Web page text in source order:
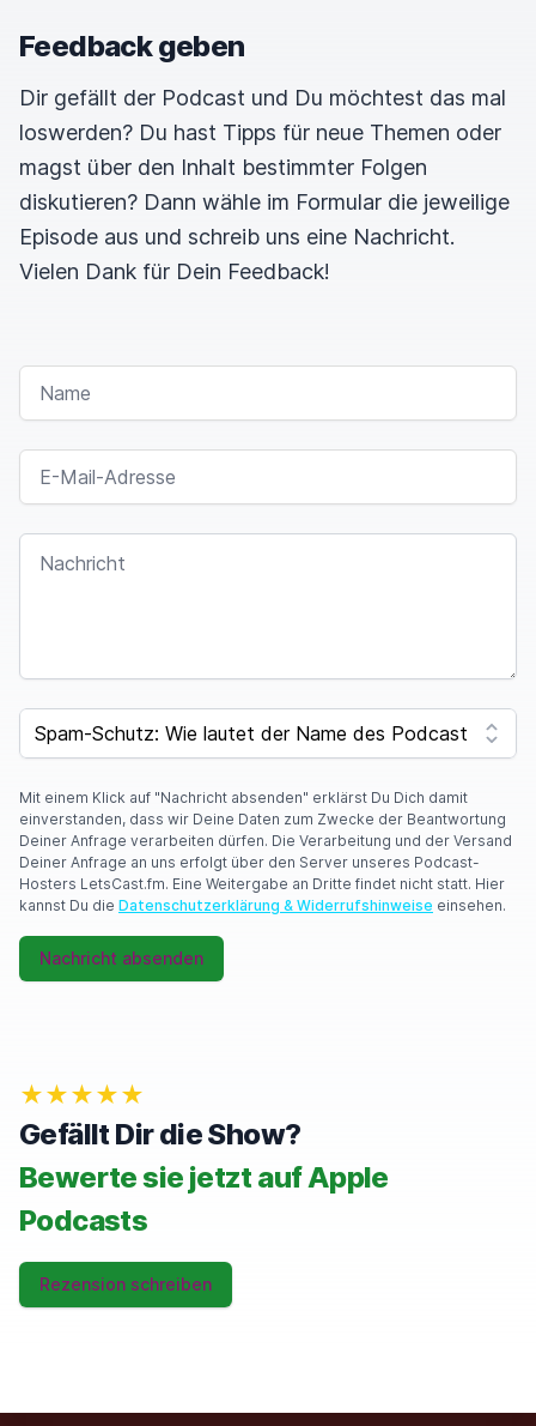
Feedback geben
Dir gefällt der Podcast und Du möchtest das mal
loswerden? Du hast Tipps für neue Themen oder
magst über den Inhalt bestimmter Folgen
diskutieren? Dann wähle im Formular die jeweilige
Episode aus und schreib uns eine Nachricht.
Vielen Dank für Dein Feedback!
NAME
E-MAIL-ADRESSE
NACHRICHT
F
O
A
R
E
A
H
U
R
E
T
H
I
S
F
E
SPAM CAPTCHA
Mit einem Klick auf "Nachricht absenden" erklärst Du Dich damit
einverstanden, dass wir Deine Daten zum Zwecke der Beantwortung
Deiner Anfrage verarbeiten dürfen. Die Verarbeitung und der Versand
Deiner Anfrage an uns erfolgt über den Server unseres Podcast-
Hosters LetsCast.fm. Eine Weitergabe an Dritte findet nicht statt. Hier
kannst Du die Datenschutzerklärung & Widerrufshinweise einsehen.
Nachricht absenden
★★★★★
Gefällt Dir die Show?
Bewerte sie jetzt auf Apple
Podcasts
Rezension schreiben